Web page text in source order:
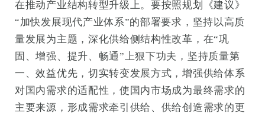
在推动产业结构转型升级上。要按照规划《建议》
“加快发展现代产业体系”的部署要求，坚持以高质
量发展为主题，深化供给侧结构性改革，在“巩
固、增强、提升、畅通”上狠下功夫，坚持质量第
一、效益优先，切实转变发展方式，增强供给体系
对国内需求的适配性，使国内市场成为最终需求的
主要来源，形成需求牵引供给、供给创造需求的更